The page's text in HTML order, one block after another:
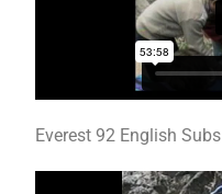
Everest 92 English Subs